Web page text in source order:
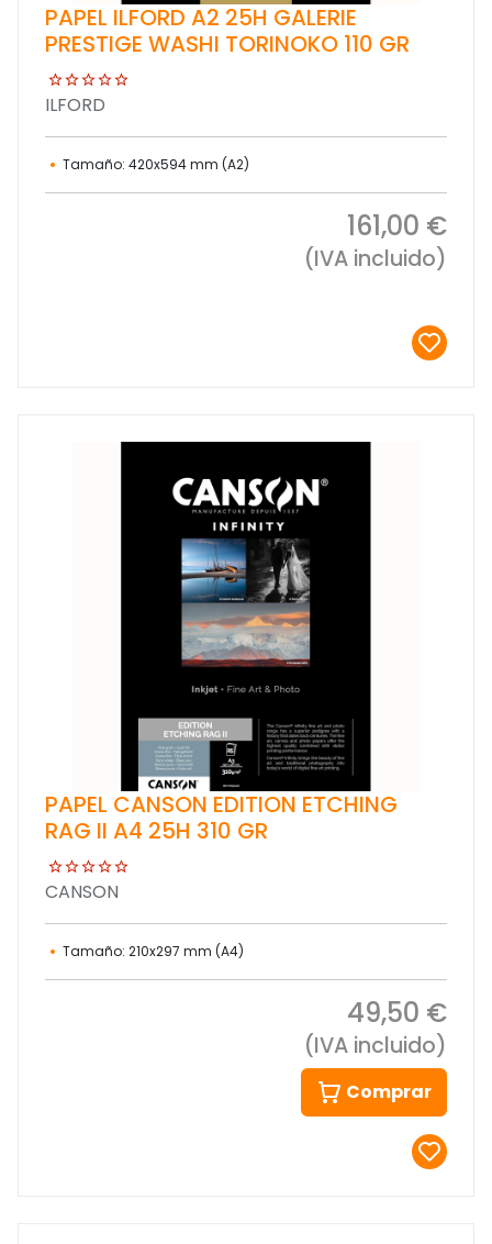
PAPEL ILFORD A2 25H GALERIE
PRESTIGE WASHI TORINOKO 110 GR
ILFORD
Tamaño: 420x594 mm (A2)
161,00 €
(IVA incluido)
PAPEL CANSON EDITION ETCHING
RAG II A4 25H 310 GR
CANSON
Tamaño: 210x297 mm (A4)
49,50 €
(IVA incluido)
Comprar